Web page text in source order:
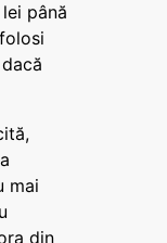
până
mai
din